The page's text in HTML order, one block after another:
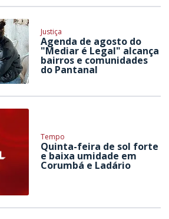
Justiça
Agenda de agosto do
"Mediar é Legal" alcança
bairros e comunidades
do Pantanal
Tempo
Quinta-feira de sol forte
e baixa umidade em
Corumbá e Ladário